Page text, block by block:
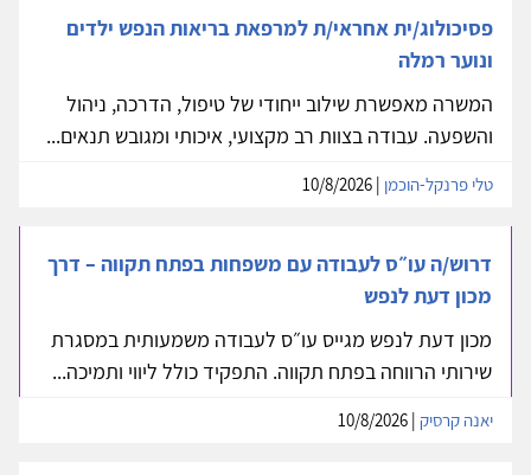
פסיכולוג/ית אחראי/ת למרפאת בריאות הנפש ילדים
ונוער רמלה
המשרה מאפשרת שילוב ייחודי של טיפול, הדרכה, ניהול
והשפעה. עבודה בצוות רב מקצועי, איכותי ומגובש תנאים...
טלי פרנקל-הוכמן
דרוש/ה עו״ס לעבודה עם משפחות בפתח תקווה – דרך
מכון דעת לנפש
מכון דעת לנפש מגייס עו״ס לעבודה משמעותית במסגרת
שירותי הרווחה בפתח תקווה. התפקיד כולל ליווי ותמיכה...
יאנה קרסיק